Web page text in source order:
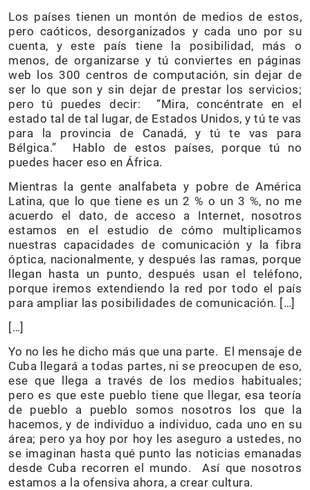
Los países tienen un montón de medios de estos,
pero caóticos, desorganizados y cada uno por su
cuenta, y este país tiene la posibilidad, más o
menos, de organizarse y tú conviertes en páginas
web los 300 centros de computación, sin dejar de
ser lo que son y sin dejar de prestar los servicios;
pero tú puedes decir: “Mira, concéntrate en el
estado tal de tal lugar, de Estados Unidos, y tú te vas
para la provincia de Canadá, y tú te vas para
Bélgica.” Hablo de estos países, porque tú no
puedes hacer eso en África.
Mientras la gente analfabeta y pobre de América
Latina, que lo que tiene es un 2 % o un 3 %, no me
acuerdo el dato, de acceso a Internet, nosotros
estamos en el estudio de cómo multiplicamos
nuestras capacidades de comunicación y la fibra
óptica, nacionalmente, y después las ramas, porque
llegan hasta un punto, después usan el teléfono,
porque iremos extendiendo la red por todo el país
para ampliar las posibilidades de comunicación. […]
[…]
Yo no les he dicho más que una parte. El mensaje de
Cuba llegará a todas partes, ni se preocupen de eso,
ese que llega a través de los medios habituales;
pero es que este pueblo tiene que llegar, esa teoría
de pueblo a pueblo somos nosotros los que la
hacemos, y de individuo a individuo, cada uno en su
área; pero ya hoy por hoy les aseguro a ustedes, no
se imaginan hasta qué punto las noticias emanadas
desde Cuba recorren el mundo. Así que nosotros
estamos a la ofensiva ahora, a crear cultura.